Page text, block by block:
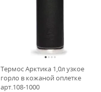
Термос Арктика 1,0л узкое
горло в кожаной оплетке
арт.108-1000